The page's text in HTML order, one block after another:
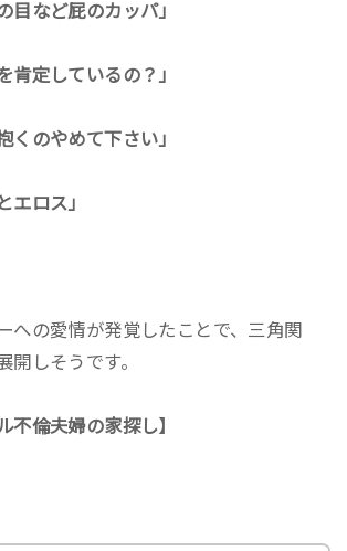
目など屁のカッパ」
肯定しているの？」
くのやめて下さい」
エロス」
への愛情が発覚したことで、三角関
開しそうです。
不倫夫婦の家探し】